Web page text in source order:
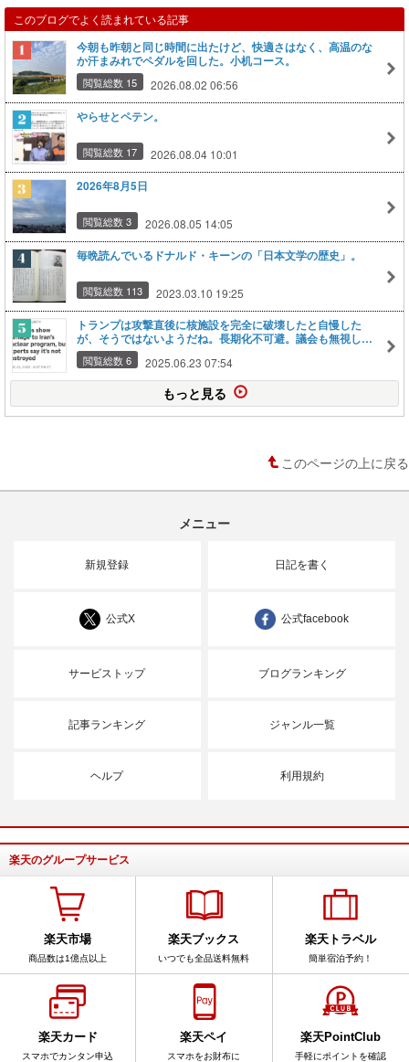
このブログでよく読まれている記事
今朝も昨朝と同じ時間に出たけど、快適さはなく、高温のな
か汗まみれでペダルを回した。小机コース。
閲覧総数 15 2026.08.02 06:56
やらせとペテン。
閲覧総数 17 2026.08.04 10:01
2026年8月5日
閲覧総数 3 2026.08.05 14:05
毎晩読んでいるドナルド・キーンの「日本文学の歴史」。
閲覧総数 113 2023.03.10 19:25
トランプは攻撃直後に核施設を完全に破壊したと自慢した
が、そうではないようだね。長期化不可避。議会も無視した
愚かな大統領の暴走。
閲覧総数 6 2025.06.23 07:54
もっと見る
このページの上に戻る
メニュー
新規登録 日記を書く
公式X 公式facebook
サービストップ ブログランキング
記事ランキング ジャンル一覧
ヘルプ 利用規約
楽天のグループサービス
楽天市場
商品数は1億点以上
楽天ブックス
いつでも全品送料無料
楽天トラベル
簡単宿泊予約！
楽天カード
スマホでカンタン申込
楽天ペイ
スマホをお財布に
楽天PointClub
手軽にポイントを確認